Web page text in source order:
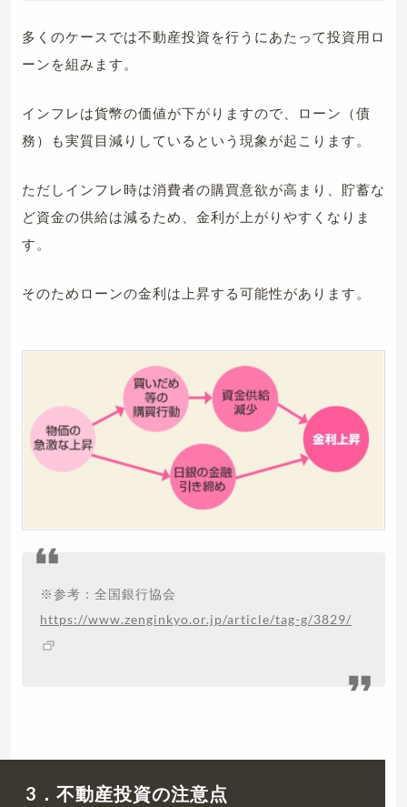
多くのケースでは不動産投資を行うにあたって投資用ロ
ーンを組みます。
インフレは貨幣の価値が下がりますので、ローン（債
務）も実質目減りしているという現象が起こります。
ただしインフレ時は消費者の購買意欲が高まり、貯蓄な
ど資金の供給は減るため、金利が上がりやすくなりま
す。
そのためローンの金利は上昇する可能性があります。
※参考：全国銀行協会
https://www.zenginkyo.or.jp/article/tag-g/3829/
3．不動産投資の注意点